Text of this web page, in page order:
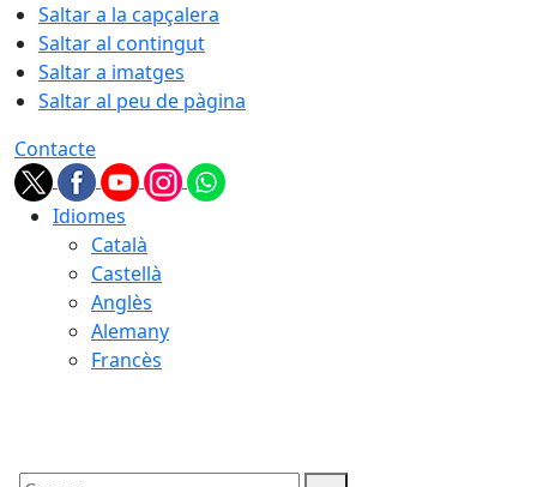
Saltar a la capçalera
Saltar al contingut
Saltar a imatges
Saltar al peu de pàgina
Contacte
Idiomes
Català
Castellà
Anglès
Alemany
Francès